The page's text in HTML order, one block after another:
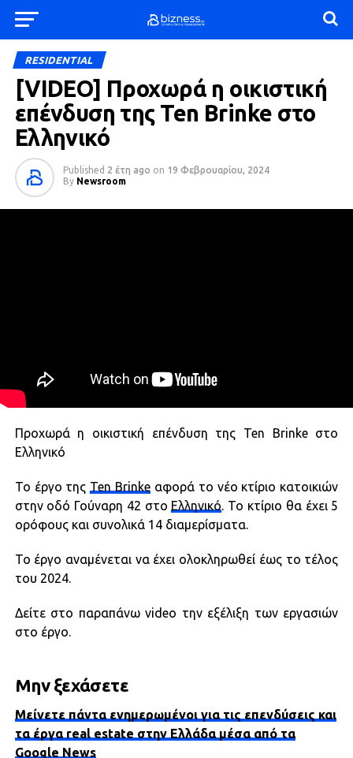
RESIDENTIAL
[VIDEΟ] Προχωρά η οικιστική
επένδυση της Ten Brinke στο
Ελληνικό
Published 2 έτη ago on 19 Φεβρουαρίου, 2024
By Newsroom
Προχωρά η οικιστική επένδυση της Ten Brinke στο
Ελληνικό
Το έργο της Ten Brinke αφορά το νέο κτίριο κατοικιών
στην οδό Γούναρη 42 στο Ελληνικό. Το κτίριο θα έχει 5
ορόφους και συνολικά 14 διαμερίσματα.
Το έργο αναμένεται να έχει ολοκληρωθεί έως το τέλος
του 2024.
Δείτε στο παραπάνω video την εξέλιξη των εργασιών
στο έργο.
Μην ξεχάσετε
Μείνετε πάντα ενημερωμένοι για τις επενδύσεις και
τα έργα real estate στην Ελλάδα μέσα από τα
Google News